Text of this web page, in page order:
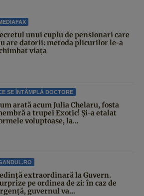
unui cuplu de pensionari care
are datorii: metoda plicurilor le-a
viața
SE ÎNTÂMPLĂ DOCTORE
arată acum Julia Chelaru, fosta
a trupei Exotic! Și-a etalat
voluptoase, la...
extraordinară la Guvern.
pe ordinea de zi: în caz de
guvernul va...